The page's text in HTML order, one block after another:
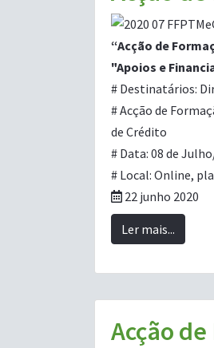
“Acção de
"Apoios e
# Destinatários:
# Acção de
de Crédito
# Data: 08 de
# Local: Online,
22 junho 2020
Ler mais...
Acção de